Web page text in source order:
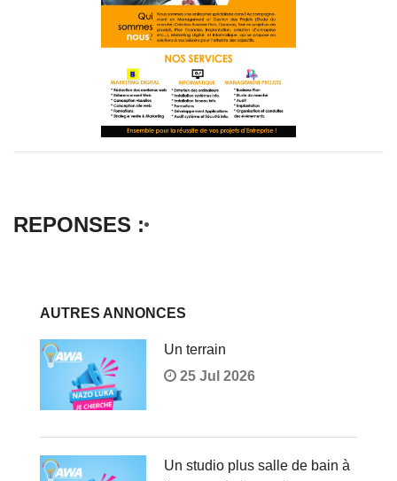
REPONSES :
AUTRES ANNONCES
Un terrain
25 Jul 2026
Un studio plus salle de bain à